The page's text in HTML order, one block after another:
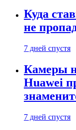
Куда
не
7 дней спустя
Камеры
Huawei
7 дней спустя